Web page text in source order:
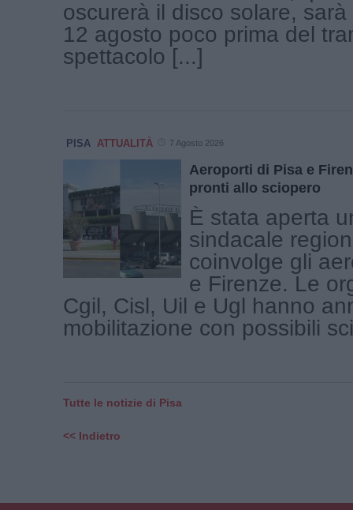
oscurerà il disco solare,
12 agosto poco prima del
spettacolo [...]
PISA ATTUALITÀ 7 Agosto 2026
Aeroporti di Pisa e
pronti allo sciopero
È stata aperta
sindacale
coinvolge gli
e Firenze. Le
Cgil, Cisl, Uil e Ugl hanno
mobilitazione con possibili
Tutte le notizie di Pisa
<< Indietro